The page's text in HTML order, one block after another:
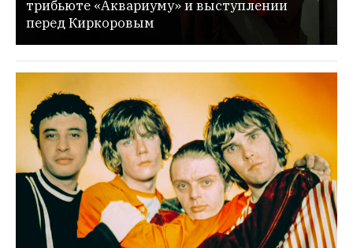
трибьюте «Аквариуму» и выступлении
перед Киркоровым